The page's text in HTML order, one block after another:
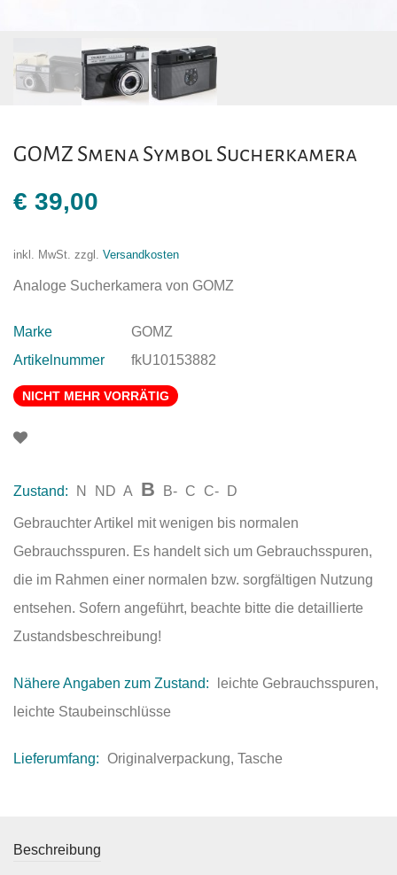
GOMZ Smena Symbol Sucherkamera
€ 39,00
inkl. MwSt. zzgl. Versandkosten
Analoge Sucherkamera von GOMZ
Marke
GOMZ
Artikelnummer
fkU10153882
NICHT MEHR VORRÄTIG
Zustand: N ND A B B- C C- D
Gebrauchter Artikel mit wenigen bis normalen
Gebrauchsspuren. Es handelt sich um Gebrauchsspuren,
die im Rahmen einer normalen bzw. sorgfältigen Nutzung
entsehen. Sofern angeführt, beachte bitte die detaillierte
Zustandsbeschreibung!
Nähere Angaben zum Zustand:
leichte Gebrauchsspuren,
leichte Staubeinschlüsse
Lieferumfang: Originalverpackung, Tasche
Beschreibung